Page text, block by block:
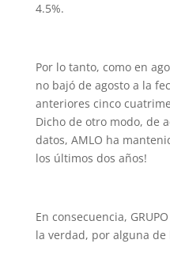
4.5%.
Por lo tanto, como en
no bajó de agosto a la
anteriores cinco
Dicho de otro modo, de
datos, AMLO ha
los últimos dos años!
En consecuencia,
la verdad, por alguna